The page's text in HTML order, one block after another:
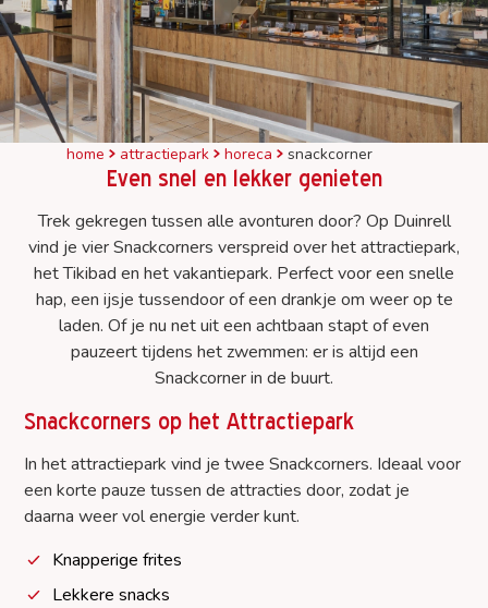
home attractiepark horeca snackcorner
Even snel en lekker genieten
Trek gekregen tussen alle avonturen door? Op Duinrell
vind je vier Snackcorners verspreid over het attractiepark,
het Tikibad en het vakantiepark. Perfect voor een snelle
hap, een ijsje tussendoor of een drankje om weer op te
laden. Of je nu net uit een achtbaan stapt of even
pauzeert tijdens het zwemmen: er is altijd een
Snackcorner in de buurt.
Snackcorners op het Attractiepark
In het attractiepark vind je twee Snackcorners. Ideaal voor
een korte pauze tussen de attracties door, zodat je
daarna weer vol energie verder kunt.
Knapperige frites
Lekkere snacks